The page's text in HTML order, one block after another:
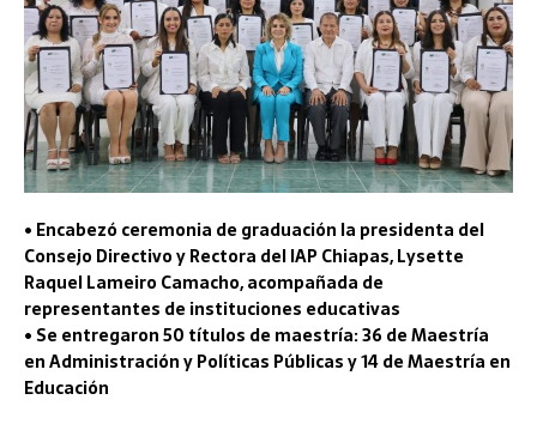
• Encabezó ceremonia de graduación la presidenta del
Consejo Directivo y Rectora del IAP Chiapas, Lysette
Raquel Lameiro Camacho, acompañada de
representantes de instituciones educativas
• Se entregaron 50 títulos de maestría: 36 de Maestría
en Administración y Políticas Públicas y 14 de Maestría en
Educación